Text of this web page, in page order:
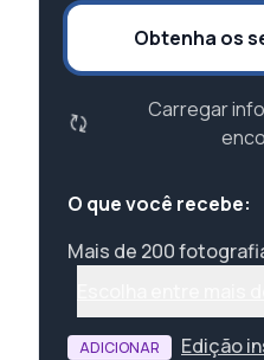
Obtenha os
Carregar
O que você recebe:
Mais de 200
ADICIONAR
Edição